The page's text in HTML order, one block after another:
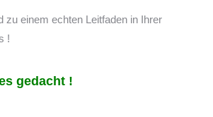
zu einem echten Leitfaden in Ihrer
!
gedacht !